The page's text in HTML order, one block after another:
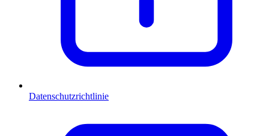
Datenschutzrichtlinie